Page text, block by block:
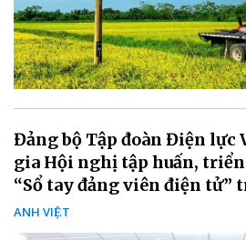
Đảng bộ Tập đoàn Điện lực
gia Hội nghị tập huấn,
“Sổ tay đảng viên điện tử”
ANH VIỆT